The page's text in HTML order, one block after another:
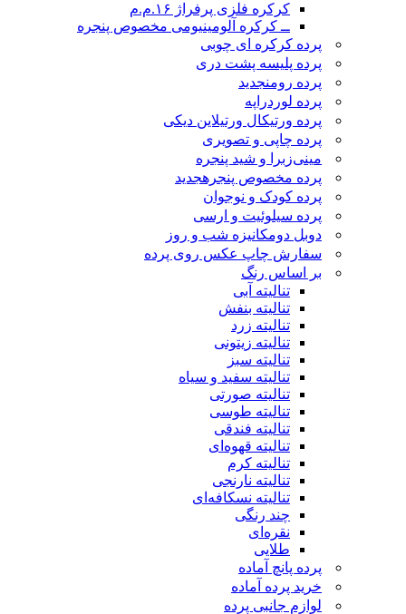
کرکره فلزی پرفراژ ۱۶.م.م
ــ کرکره آلومینیومی مخصوص پنجره
پرده کرکره ای چوبی
پرده پلیسه پشت دری
پرده رومنجدید
پرده لوردراپه
پرده ورتیکال ورتیلاین دیکی
پرده چاپی و تصویری
مینی‌زبرا و شید پنجره
پرده مخصوص پنجره جدید
پرده کودک و نوجوان
پرده سیلوئیت و ارسی
دوبل دومکانیزه شب و روز
سفارش چاپ عکس روی پرده
بر اساس رنگ
تنالیته آبی
تنالیته بنفش
تنالیته زرد
تنالیته زیتونی
تنالیته سبز
تنالیته سفید و سیاه
تنالیته صورتی
تنالیته طوسی
تنالیته فندقی
تنالیته قهوه‌ای
تنالیته کرم
تنالیته نارنجی
تنالیته نسکافه‌ای
چند رنگی
نقره‌ای
طلایی
پرده پانچ آماده
خرید پرده آماده
لوازم جانبی پرده